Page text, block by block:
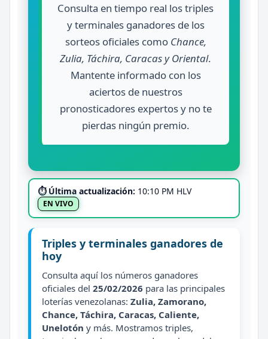
Consulta en tiempo real los triples
y terminales ganadores de los
sorteos oficiales como Chance,
Zulia, Táchira, Caracas y Oriental.
Mantente informado con los
aciertos de nuestros
pronosticadores expertos y no te
pierdas ningún premio.
⏱ Última actualización: 10:10 PM HLV
EN VIVO
Triples y terminales ganadores de
hoy
Consulta aquí los números ganadores
oficiales del 25/02/2026 para las principales
loterías venezolanas: Zulia, Zamorano,
Chance, Táchira, Caracas, Caliente,
Unelotón y más. Mostramos triples,